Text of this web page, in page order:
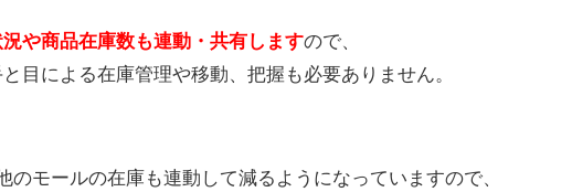
や商品在庫数も連動・共有しますので、
目による在庫管理や移動、把握も必要ありません。
のモールの在庫も連動して減るようになっていますので、